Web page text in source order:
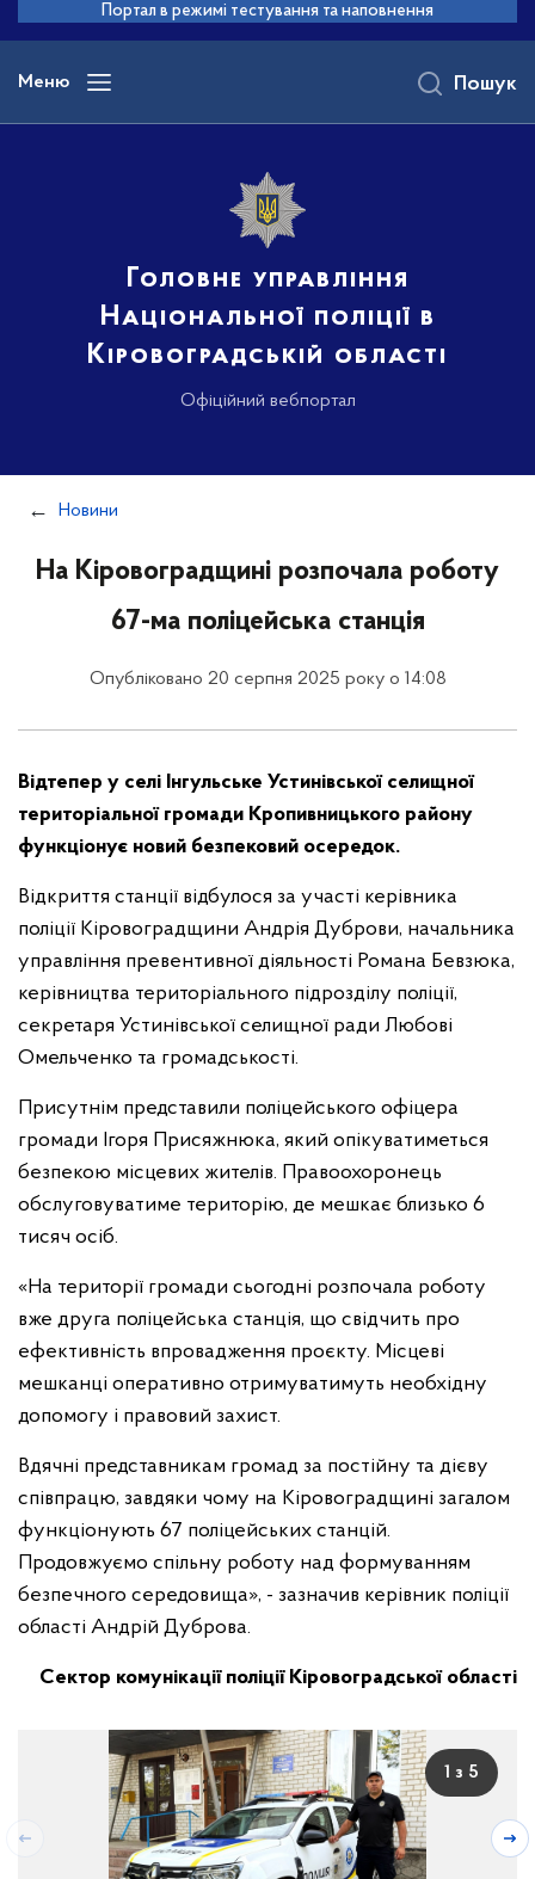
основного
вмісту
Портал в режимі тестування та наповнення
Меню
Головне управління
Національної поліції в
Кіровоградській області
Офіційний вебпортал
Пошук
Новини
На Кіровоградщині розпочала роботу
67-ма поліцейська станція
Опубліковано 20 серпня 2025 року о 14:08
Відтепер у селі Інгульське Устинівської селищної
територіальної громади Кропивницького району
функціонує новий безпековий осередок.
Відкриття станції відбулося за участі керівника
поліції Кіровоградщини Андрія Дуброви, начальника
управління превентивної діяльності Романа Бевзюка,
керівництва територіального підрозділу поліції,
секретаря Устинівської селищної ради Любові
Омельченко та громадськості.
Присутнім представили поліцейського офіцера
громади Ігоря Присяжнюка, який опікуватиметься
безпекою місцевих жителів. Правоохоронець
обслуговуватиме територію, де мешкає близько 6
тисяч осіб.
«На території громади сьогодні розпочала роботу
вже друга поліцейська станція, що свідчить про
ефективність впровадження проєкту. Місцеві
мешканці оперативно отримуватимуть необхідну
допомогу і правовий захист.
Вдячні представникам громад за постійну та дієву
співпрацю, завдяки чому на Кіровоградщині загалом
функціонують 67 поліцейських станцій.
Продовжуємо спільну роботу над формуванням
безпечного середовища», - зазначив керівник поліції
області Андрій Дуброва.
Сектор комунікації поліції Кіровоградської області
1 з 5